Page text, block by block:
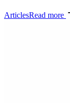
ArticlesRead more